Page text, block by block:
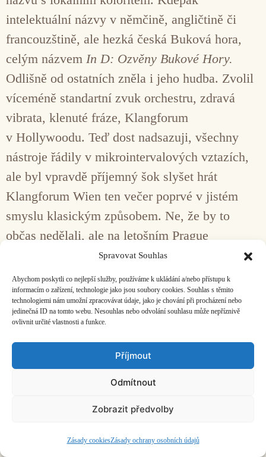
Spravovat Souhlas
Abychom poskytli co nejlepší služby, používáme k ukládání a/nebo přístupu k
informacím o zařízení, technologie jako jsou soubory cookies. Souhlas s těmito
technologiemi nám umožní zpracovávat údaje, jako je chování při procházení nebo
jedinečná ID na tomto webu. Nesouhlas nebo odvolání souhlasu může nepříznivě
ovlivnit určité vlastnosti a funkce.
Příjmout
Odmítnout
Zobrazit předvolby
Zásady cookiesZásady ochrany osobních údajů
intelektuální názvy v němčině, angličtině či
francouzštině, ale hezká česká Buková hora,
celým názvem In D: Ozvěny Bukové Hory.
Odlišně od ostatních zněla i jeho hudba. Zvolil
víceméně standartní zvuk orchestru, zdravá
vibrata, klenuté fráze, Klangforum
v Hollywoodu. Teď dost nadsazuji, všechny
nástroje řádily v mikrointervalových vztazích,
ale byl vpravdě příjemný šok slyšet hrát
Klangforum Wien ten večer poprvé v jistém
smyslu klasickým způsobem. Ne, že by to
občas nedělali, ale na letošním Prague
Offspring šlo o výjimku. Byť Klusák pracoval
s nadužívanými postupy – rychlé výběhy
lesního rohu a dalších nástrojů v přirozené
alikvotní řadě, zrychlovací a zpomalovací
klavíru – vytvořil příjemný a osobitě
zvukomalebný kousek, takovou spektrálně-
k daleko delší skladbě.